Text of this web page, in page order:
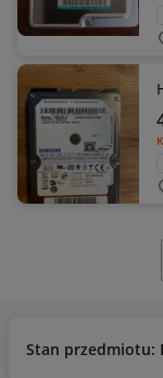
Stan przedmiotu: